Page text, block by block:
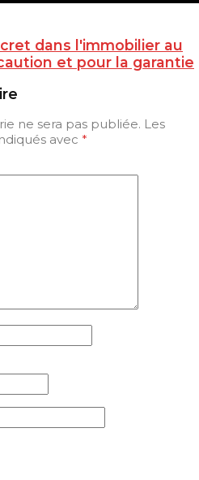
dans l'immobilier au
et pour la garantie
ne sera pas publiée. Les
avec *